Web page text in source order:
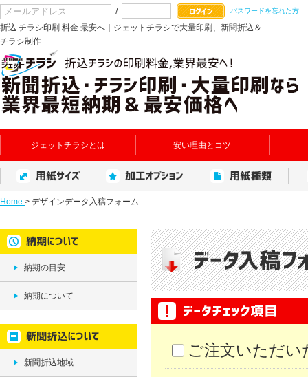
/ パスワードを忘れた方
折込 チラシ印刷 料金 最安へ｜ジェットチラシで大量印刷、新聞折込＆
チラシ制作
ジェットチラシとは 安い理由とコツ
Home > デザインデータ入稿フォーム
納期の目安
納期について
新聞折込地域
ご注文いただ